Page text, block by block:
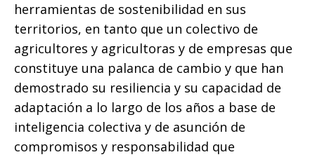
herramientas de sostenibilidad en sus
territorios, en tanto que un colectivo de
agricultores y agricultoras y de empresas que
constituye una palanca de cambio y que han
demostrado su resiliencia y su capacidad de
adaptación a lo largo de los años a base de
inteligencia colectiva y de asunción de
compromisos y responsabilidad que